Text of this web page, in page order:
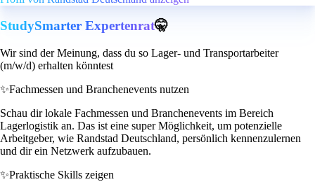
StudySmarter Expertenrat🤫
Wir sind der Meinung, dass du so Lager- und Transportarbeiter
(m/w/d) erhalten könntest
✨Fachmessen und Branchenevents nutzen
Schau dir lokale Fachmessen und Branchenevents im Bereich
Lagerlogistik an. Das ist eine super Möglichkeit, um potenzielle
Arbeitgeber, wie Randstad Deutschland, persönlich kennenzulernen
und dir ein Netzwerk aufzubauen.
✨Praktische Skills zeigen